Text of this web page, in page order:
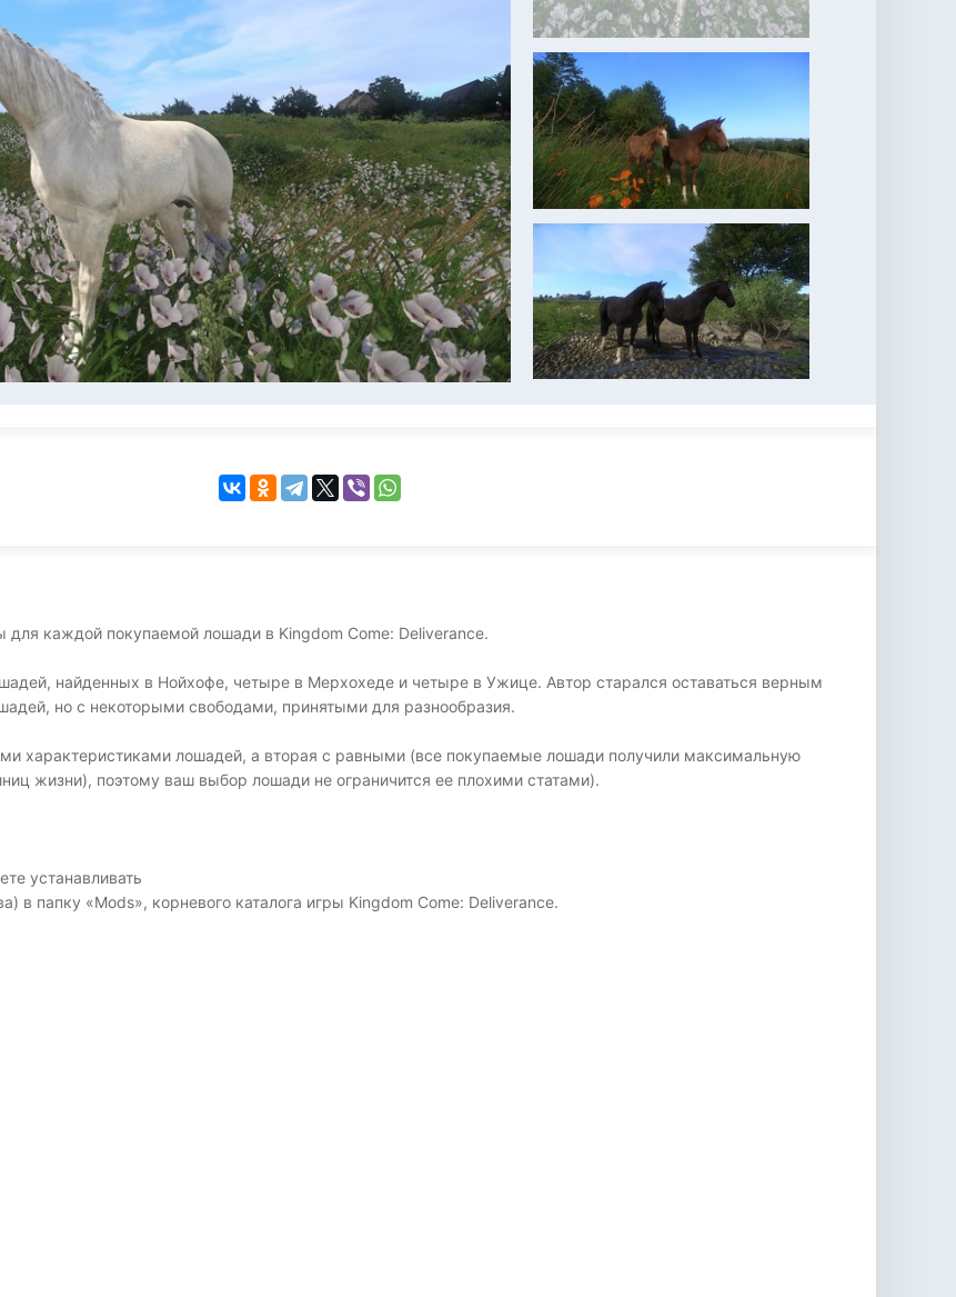
KINGDOM COME:
DELIVERANCE
бродилка
каждой покупаемой лошади в Kingdom Come: Deliverance.
найденных в Нойхофе, четыре в Мерхохеде и четыре в Ужице. Автор старался оставаться верным
но с некоторыми свободами, принятыми для разнообразия.
характеристиками лошадей, а вторая с равными (все покупаемые лошади получили максимальную
жизни), поэтому ваш выбор лошади не ограничится ее плохими статами).
устанавливать
папку «Mods», корневого каталога игры Kingdom Come: Deliverance.